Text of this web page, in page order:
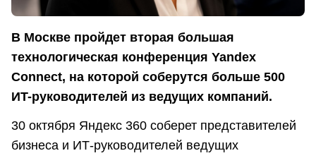
В Москве пройдет вторая большая
технологическая конференция Yandex
Connect, на которой соберутся больше 500
ИT-руководителей из ведущих компаний.
30 октября Яндекс 360 соберет представителей
бизнеса и ИТ-руководителей ведущих